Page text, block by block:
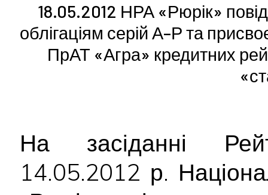
18.05.2012 НРА «Рюрік»
облігаціям серій А–Р та
ПрАТ «Агра» кредитних
На засіданні
14.05.2012 р.